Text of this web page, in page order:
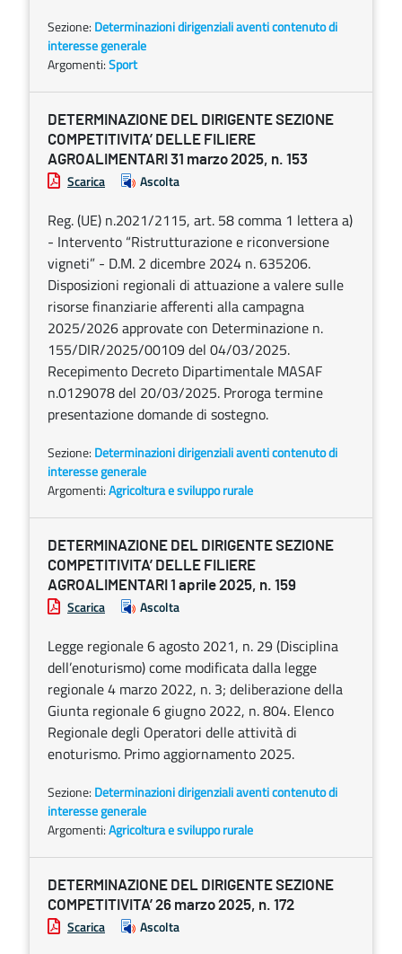
Sezione: Determinazioni dirigenziali aventi contenuto di
interesse generale
Argomenti:Sport
DETERMINAZIONE DEL DIRIGENTE SEZIONE
COMPETITIVITA’ DELLE FILIERE
AGROALIMENTARI 31 marzo 2025, n. 153
Scarica Ascolta
Reg. (UE) n.2021/2115, art. 58 comma 1 lettera a)
- Intervento “Ristrutturazione e riconversione
vigneti” - D.M. 2 dicembre 2024 n. 635206.
Disposizioni regionali di attuazione a valere sulle
risorse finanziarie afferenti alla campagna
2025/2026 approvate con Determinazione n.
155/DIR/2025/00109 del 04/03/2025.
Recepimento Decreto Dipartimentale MASAF
n.0129078 del 20/03/2025. Proroga termine
presentazione domande di sostegno.
Sezione: Determinazioni dirigenziali aventi contenuto di
interesse generale
Argomenti:Agricoltura e sviluppo rurale
DETERMINAZIONE DEL DIRIGENTE SEZIONE
COMPETITIVITA’ DELLE FILIERE
AGROALIMENTARI 1 aprile 2025, n. 159
Scarica Ascolta
Legge regionale 6 agosto 2021, n. 29 (Disciplina
dell’enoturismo) come modificata dalla legge
regionale 4 marzo 2022, n. 3; deliberazione della
Giunta regionale 6 giugno 2022, n. 804. Elenco
Regionale degli Operatori delle attività di
enoturismo. Primo aggiornamento 2025.
Sezione: Determinazioni dirigenziali aventi contenuto di
interesse generale
Argomenti:Agricoltura e sviluppo rurale
DETERMINAZIONE DEL DIRIGENTE SEZIONE
COMPETITIVITA’ 26 marzo 2025, n. 172
Scarica Ascolta